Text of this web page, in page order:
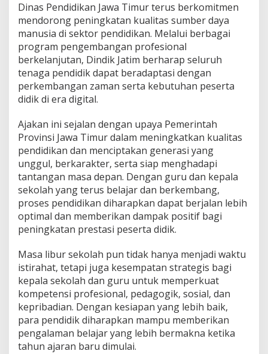
Dinas Pendidikan Jawa Timur terus berkomitmen
mendorong peningkatan kualitas sumber daya
manusia di sektor pendidikan. Melalui berbagai
program pengembangan profesional
berkelanjutan, Dindik Jatim berharap seluruh
tenaga pendidik dapat beradaptasi dengan
perkembangan zaman serta kebutuhan peserta
didik di era digital.
Ajakan ini sejalan dengan upaya Pemerintah
Provinsi Jawa Timur dalam meningkatkan kualitas
pendidikan dan menciptakan generasi yang
unggul, berkarakter, serta siap menghadapi
tantangan masa depan. Dengan guru dan kepala
sekolah yang terus belajar dan berkembang,
proses pendidikan diharapkan dapat berjalan lebih
optimal dan memberikan dampak positif bagi
peningkatan prestasi peserta didik.
Masa libur sekolah pun tidak hanya menjadi waktu
istirahat, tetapi juga kesempatan strategis bagi
kepala sekolah dan guru untuk memperkuat
kompetensi profesional, pedagogik, sosial, dan
kepribadian. Dengan kesiapan yang lebih baik,
para pendidik diharapkan mampu memberikan
pengalaman belajar yang lebih bermakna ketika
tahun ajaran baru dimulai.